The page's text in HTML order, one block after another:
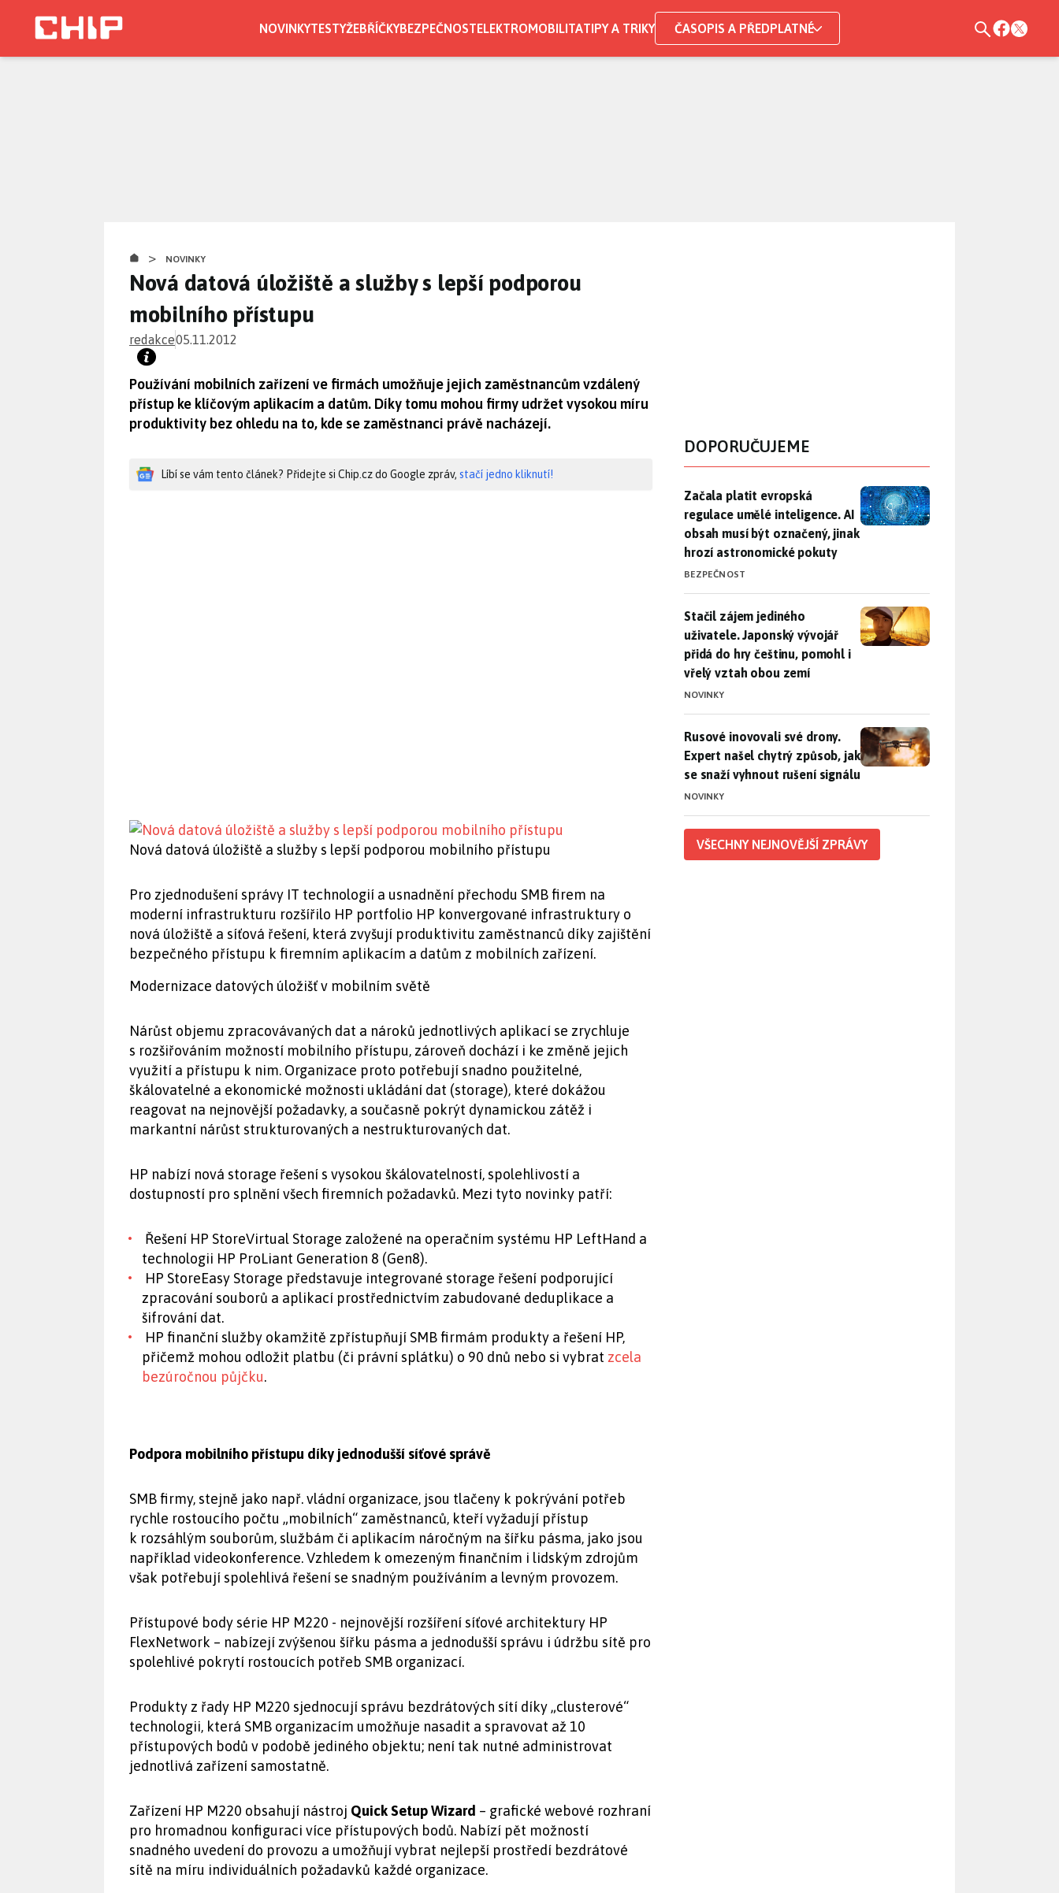
NOVINKYTESTYŽEBŘÍČKYBEZPEČNOSTELEKTROMOBILITATIPY A TRIKY ČASOPIS A PŘEDPLATNÉ
> NOVINKY
Nová datová úložiště a služby s lepší podporou
mobilního přístupu
redakce05.11.2012
Používání mobilních zařízení ve firmách umožňuje jejich zaměstnancům vzdálený
přístup ke klíčovým aplikacím a datům. Díky tomu mohou firmy udržet vysokou míru
produktivity bez ohledu na to, kde se zaměstnanci právě nacházejí.
Líbí se vám tento článek? Přidejte si Chip.cz do Google zpráv, stačí jedno kliknutí!
Nová datová úložiště a služby s lepší podporou mobilního přístupu
Pro zjednodušení správy IT technologií a usnadnění přechodu SMB firem na
moderní infrastrukturu rozšířilo HP portfolio HP konvergované infrastruktury o
nová úložiště a síťová řešení, která zvyšují produktivitu zaměstnanců díky zajištění
bezpečného přístupu k firemním aplikacím a datům z mobilních zařízení.
Modernizace datových úložišť v mobilním světě
Nárůst objemu zpracovávaných dat a nároků jednotlivých aplikací se zrychluje
s rozšiřováním možností mobilního přístupu, zároveň dochází i ke změně jejich
využití a přístupu k nim. Organizace proto potřebují snadno použitelné,
škálovatelné a ekonomické možnosti ukládání dat (storage), které dokážou
reagovat na nejnovější požadavky, a současně pokrýt dynamickou zátěž i
markantní nárůst strukturovaných a nestrukturovaných dat.
HP nabízí nová storage řešení s vysokou škálovatelností, spolehlivostí a
dostupností pro splnění všech firemních požadavků. Mezi tyto novinky patří:
Řešení HP StoreVirtual Storage založené na operačním systému HP LeftHand a
technologii HP ProLiant Generation 8 (Gen8).
HP StoreEasy Storage představuje integrované storage řešení podporující
zpracování souborů a aplikací prostřednictvím zabudované deduplikace a
šifrování dat.
HP finanční služby okamžitě zpřístupňují SMB firmám produkty a řešení HP,
přičemž mohou odložit platbu (či právní splátku) o 90 dnů nebo si vybrat zcela
bezúročnou půjčku.
Podpora mobilního přístupu díky jednodušší síťové správě
SMB firmy, stejně jako např. vládní organizace, jsou tlačeny k pokrývání potřeb
rychle rostoucího počtu „mobilních“ zaměstnanců, kteří vyžadují přístup
k rozsáhlým souborům, službám či aplikacím náročným na šířku pásma, jako jsou
například videokonference. Vzhledem k omezeným finančním i lidským zdrojům
však potřebují spolehlivá řešení se snadným používáním a levným provozem.
Přístupové body série HP M220 - nejnovější rozšíření síťové architektury HP
FlexNetwork – nabízejí zvýšenou šířku pásma a jednodušší správu i údržbu sítě pro
spolehlivé pokrytí rostoucích potřeb SMB organizací.
Produkty z řady HP M220 sjednocují správu bezdrátových sítí díky „clusterové“
technologii, která SMB organizacím umožňuje nasadit a spravovat až 10
přístupových bodů v podobě jediného objektu; není tak nutné administrovat
jednotlivá zařízení samostatně.
Zařízení HP M220 obsahují nástroj Quick Setup Wizard – grafické webové rozhraní
pro hromadnou konfiguraci více přístupových bodů. Nabízí pět možností
snadného uvedení do provozu a umožňují vybrat nejlepší prostředí bezdrátové
sítě na míru individuálních požadavků každé organizace.
DOPORUČUJEME
Začala platit evropská regulace umělé inteligence. AI obsah
Začala platit evropská
regulace umělé inteligence. AI
obsah musí být označený, jinak
hrozí astronomické pokuty
BEZPEČNOST
Stačil zájem jediného uživatele. Japonský vývojář přidá do hry
Stačil zájem jediného
uživatele. Japonský vývojář
přidá do hry češtinu, pomohl i
vřelý vztah obou zemí
NOVINKY
Rusové inovovali své drony. Expert našel chytrý způsob, jak se
Rusové inovovali své drony.
Expert našel chytrý způsob, jak
se snaží vyhnout rušení signálu
NOVINKY
VŠECHNY NEJNOVĚJŠÍ ZPRÁVY